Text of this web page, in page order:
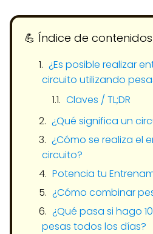
💪​ Índice de contenidos
¿Es posible realizar
circuito utilizando
Claves / TL;DR
¿Qué significa un
¿Cómo se realiza el
circuito?
Potencia tu
¿Cómo combinar
¿Qué pasa si hago
pesas todos los días?